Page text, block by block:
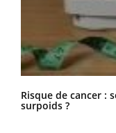
Risque de cancer :
surpoids ?